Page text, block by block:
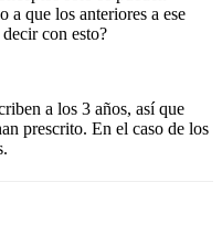
a que los anteriores a ese
con esto?
a los 3 años, así que
prescrito. En el caso de los